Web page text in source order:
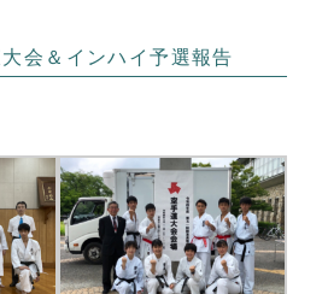
会＆インハイ予選報告